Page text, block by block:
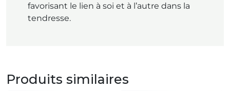
favorisant le lien à soi et à l’autre dans la
tendresse.
Produits similaires